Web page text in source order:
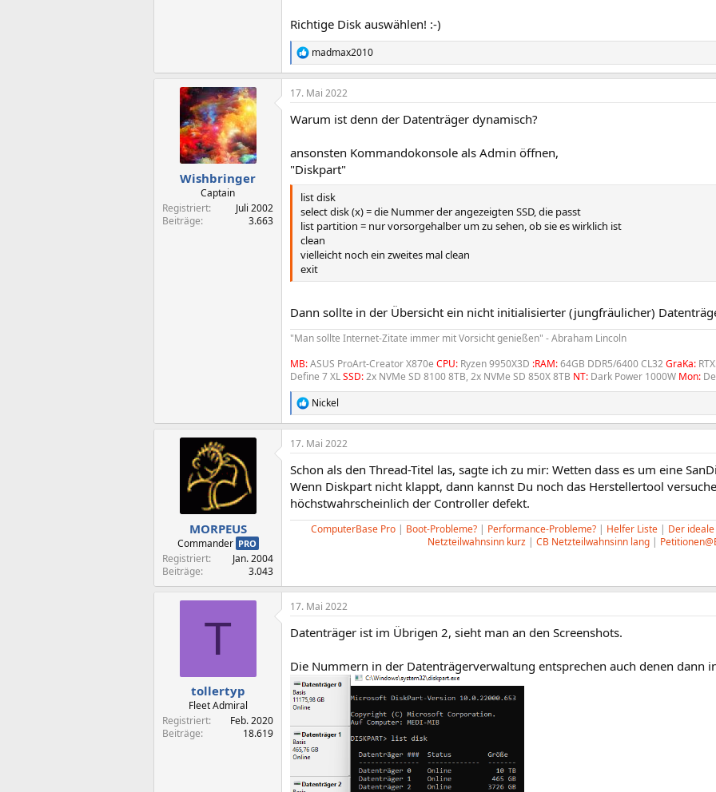
Richtige Disk auswählen! :-)
R
e
a
k
i
e
n
:
madmax2010
Wishbringer
Captain
Registriert
Juli 2002
Beiträge
3.663
17. Mai 2022
Warum ist denn der Datenträger dynamisch?
ansonsten Kommandokonsole als Admin öffnen,
"Diskpart"
list disk
select disk (x) = die Nummer der angezeigten SSD, die passt
list partition = nur vorsorgehalber um zu sehen, ob sie es wirklich ist
clean
vielleicht noch ein zweites mal clean
exit
Dann sollte in der Übersicht ein nicht initialisierter (jungfräulicher)
"Man sollte Internet-Zitate immer mit Vorsicht genießen" - Abraham Lincoln
MB:ASUS ProArt-Creator X870e CPU: Ryzen 9950X3D :RAM:64GB DDR5/6400 CL32GraKa:
Define 7 XLSSD:2x NVMe SD 8100 8TB, 2x NVMe SD 850X 8TB NT: Dark Power 1000W Mon:
R
e
a
k
i
o
n
e
n
Nickel
MORPEUS
Commander PRO
Registriert
Jan. 2004
Beiträge
3.043
17. Mai 2022
Schon als den Thread-Titel las, sagte ich zu mir: Wetten dass es um eine
Wenn Diskpart nicht klappt, dann kannst Du noch das Herstellertool
höchstwahrscheinlich der Controller defekt.
ComputerBase Pro | Boot-Probleme? | Performance-Probleme? | Helfer Liste | Der
Netzteilwahnsinn kurz| CB Netzteilwahnsinn lang|
T
tollertyp
Fleet Admiral
Registriert
Feb. 2020
Beiträge
18.619
17. Mai 2022
Datenträger ist im Übrigen 2, sieht man an den Screenshots.
Die Nummern in der Datenträgerverwaltung entsprechen auch denen dann